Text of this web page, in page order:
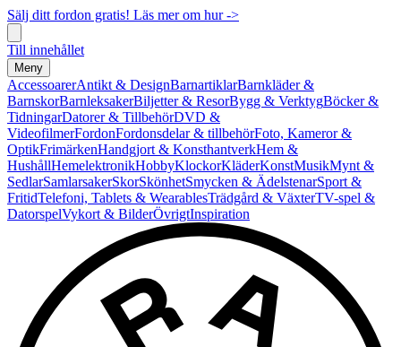
Sälj ditt fordon gratis! Läs mer om hur ->
Till innehållet
Meny
AccessoarerAntikt & DesignBarnartiklarBarnkläder &
BarnskorBarnleksakerBiljetter & ResorBygg & VerktygBöcker &
TidningarDatorer & TillbehörDVD &
VideofilmerFordonFordonsdelar & tillbehörFoto, Kameror &
OptikFrimärkenHandgjort & KonsthantverkHem &
HushållHemelektronikHobbyKlockorKläderKonstMusikMynt &
SedlarSamlarsakerSkorSkönhetSmycken & ÄdelstenarSport &
FritidTelefoni, Tablets & WearablesTrädgård & VäxterTV-spel &
DatorspelVykort & BilderÖvrigtInspiration